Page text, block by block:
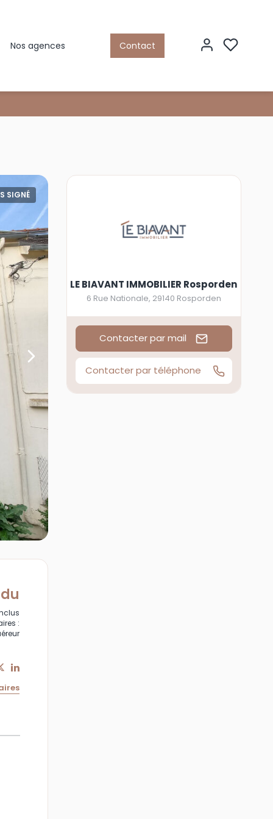
Nos agences Contact
SIGNÉ
:
LE BIAVANT IMMOBILIER Rosporden
6 Rue Nationale, 29140 Rosporden
Contacter par mail
Contacter par téléphone